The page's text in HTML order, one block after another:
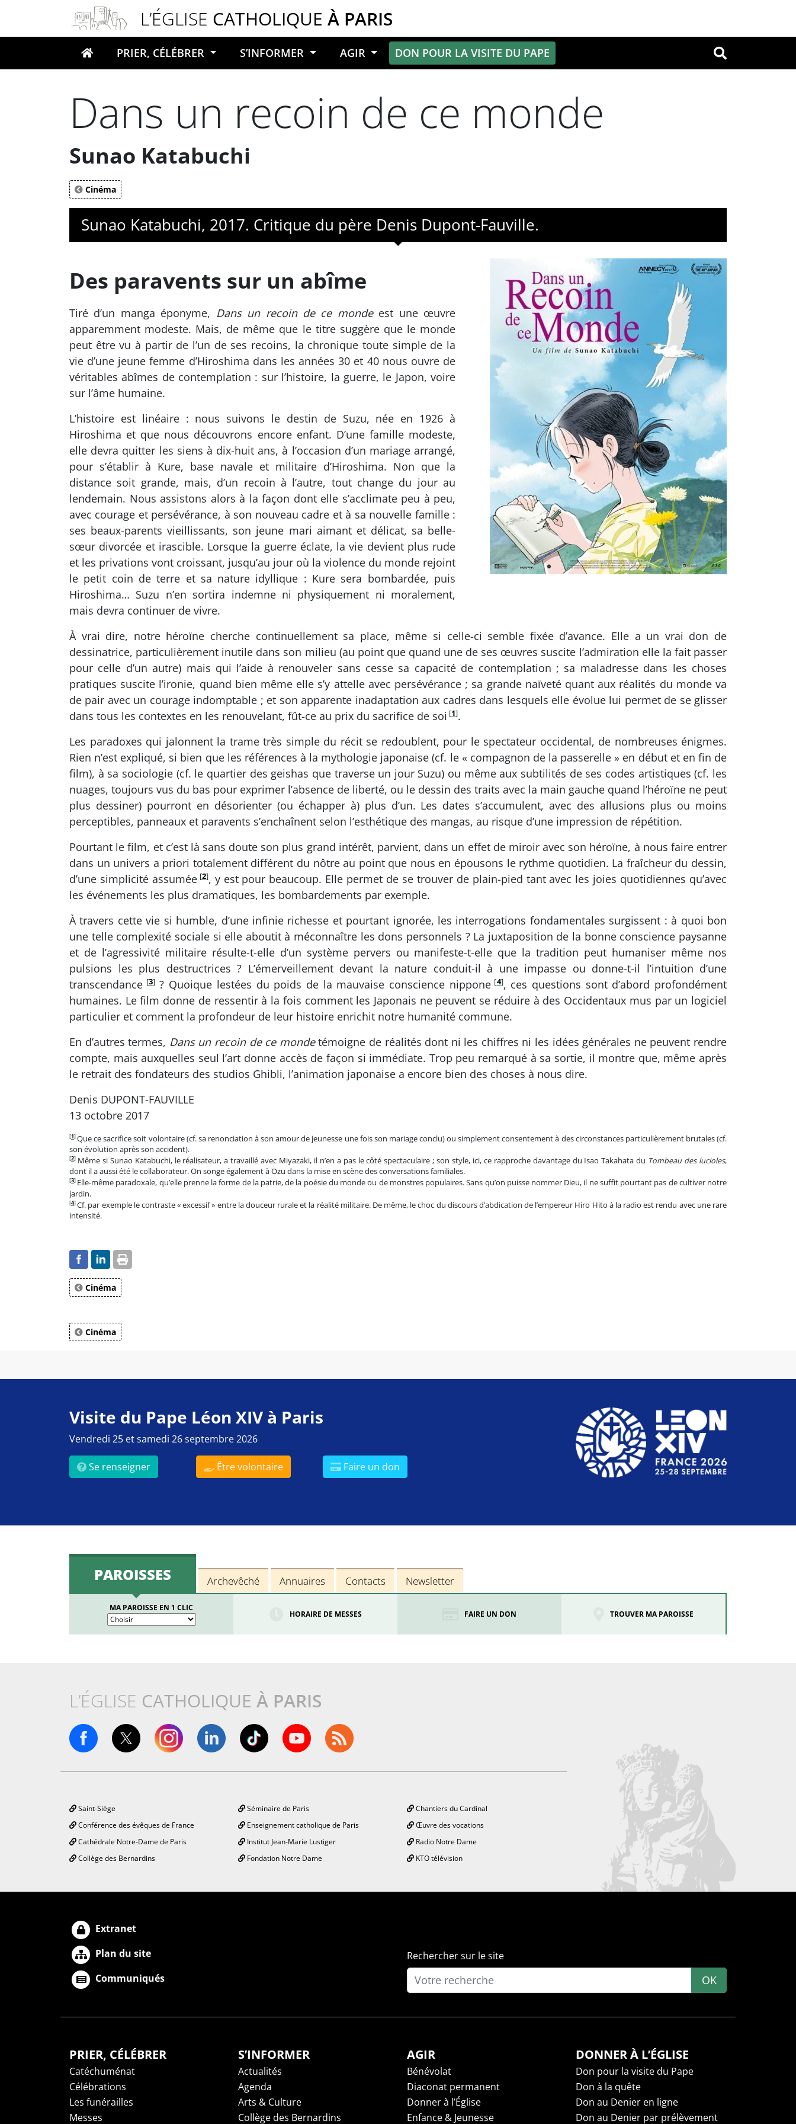
L’ÉGLISE CATHOLIQUE À PARIS
Votre recherche OK
PRIER, CÉLÉBRER S’INFORMER AGIR DON POUR LA VISITE DU PAPE
Dans un recoin de ce monde
Sunao Katabuchi
Cinéma
Sunao Katabuchi, 2017. Critique du père Denis Dupont-Fauville.
Des paravents sur un abîme
Tiré d’un manga éponyme, Dans un recoin de ce mondeest une œuvre
apparemment modeste. Mais, de même que le titre suggère que le monde
peut être vu à partir de l’un de ses recoins, la chronique toute simple de la
vie d’une jeune femme d’Hiroshima dans les années 30 et 40 nous ouvre de
véritables abîmes de contemplation : sur l’histoire, la guerre, le Japon, voire
sur l’âme humaine.
L’histoire est linéaire : nous suivons le destin de Suzu, née en 1926 à
Hiroshima et que nous découvrons encore enfant. D’une famille modeste,
elle devra quitter les siens à dix-huit ans, à l’occasion d’un mariage arrangé,
pour s’établir à Kure, base navale et militaire d’Hiroshima. Non que la
distance soit grande, mais, d’un recoin à l’autre, tout change du jour au
lendemain. Nous assistons alors à la façon dont elle s’acclimate peu à peu,
avec courage et persévérance, à son nouveau cadre et à sa nouvelle famille :
ses beaux-parents vieillissants, son jeune mari aimant et délicat, sa belle-
sœur divorcée et irascible. Lorsque la guerre éclate, la vie devient plus rude
et les privations vont croissant, jusqu’au jour où la violence du monde rejoint
le petit coin de terre et sa nature idyllique : Kure sera bombardée, puis
Hiroshima… Suzu n’en sortira indemne ni physiquement ni moralement,
mais devra continuer de vivre.
À vrai dire, notre héroïne cherche continuellement sa place, même si celle-ci semble fixée d’avance. Elle a un vrai don de
dessinatrice, particulièrement inutile dans son milieu (au point que quand une de ses œuvres suscite l’admiration elle la fait passer
pour celle d’un autre) mais qui l’aide à renouveler sans cesse sa capacité de contemplation ; sa maladresse dans les choses
pratiques suscite l’ironie, quand bien même elle s’y attelle avec persévérance ; sa grande naïveté quant aux réalités du monde va
de pair avec un courage indomptable ; et son apparente inadaptation aux cadres dans lesquels elle évolue lui permet de se glisser
dans tous les contextes en les renouvelant, fût-ce au prix du sacrifice de soi [1].
Les paradoxes qui jalonnent la trame très simple du récit se redoublent, pour le spectateur occidental, de nombreuses énigmes.
Rien n’est expliqué, si bien que les références à la mythologie japonaise (cf. le « compagnon de la passerelle » en début et en fin de
film), à sa sociologie (cf. le quartier des geishas que traverse un jour Suzu) ou même aux subtilités de ses codes artistiques (cf. les
nuages, toujours vus du bas pour exprimer l’absence de liberté, ou le dessin des traits avec la main gauche quand l’héroïne ne peut
plus dessiner) pourront en désorienter (ou échapper à) plus d’un. Les dates s’accumulent, avec des allusions plus ou moins
perceptibles, panneaux et paravents s’enchaînent selon l’esthétique des mangas, au risque d’une impression de répétition.
Pourtant le film, et c’est là sans doute son plus grand intérêt, parvient, dans un effet de miroir avec son héroïne, à nous faire entrer
dans un univers a priori totalement différent du nôtre au point que nous en épousons le rythme quotidien. La fraîcheur du dessin,
d’une simplicité assumée [2], y est pour beaucoup. Elle permet de se trouver de plain-pied tant avec les joies quotidiennes qu’avec
les événements les plus dramatiques, les bombardements par exemple.
À travers cette vie si humble, d’une infinie richesse et pourtant ignorée, les interrogations fondamentales surgissent : à quoi bon
une telle complexité sociale si elle aboutit à méconnaître les dons personnels ? La juxtaposition de la bonne conscience paysanne
et de l’agressivité militaire résulte-t-elle d’un système pervers ou manifeste-t-elle que la tradition peut humaniser même nos
pulsions les plus destructrices ? L’émerveillement devant la nature conduit-il à une impasse ou donne-t-il l’intuition d’une
transcendance [3]? Quoique lestées du poids de la mauvaise conscience nippone [4], ces questions sont d’abord profondément
humaines. Le film donne de ressentir à la fois comment les Japonais ne peuvent se réduire à des Occidentaux mus par un logiciel
particulier et comment la profondeur de leur histoire enrichit notre humanité commune.
En d’autres termes, Dans un recoin de ce mondetémoigne de réalités dont ni les chiffres ni les idées générales ne peuvent rendre
compte, mais auxquelles seul l’art donne accès de façon si immédiate. Trop peu remarqué à sa sortie, il montre que, même après
le retrait des fondateurs des studios Ghibli, l’animation japonaise a encore bien des choses à nous dire.
Denis DUPONT-FAUVILLE
13 octobre 2017
[1]Que ce sacrifice soit volontaire (cf. sa renonciation à son amour de jeunesse une fois son mariage conclu) ou simplement consentement à des circonstances particulièrement brutales (cf.
son évolution après son accident).
[2] Même si Sunao Katabuchi, le réalisateur, a travaillé avec Miyazaki, il n’en a pas le côté spectaculaire ; son style, ici, ce rapproche davantage du Isao Takahata du Tombeau des lucioles,
dont il a aussi été le collaborateur. On songe également à Ozu dans la mise en scène des conversations familiales.
[3] Elle-même paradoxale, qu’elle prenne la forme de la patrie, de la poésie du monde ou de monstres populaires. Sans qu’on puisse nommer Dieu, il ne suffit pourtant pas de cultiver notre
jardin.
[4]Cf. par exemple le contraste « excessif » entre la douceur rurale et la réalité militaire. De même, le choc du discours d’abdication de l’empereur Hiro Hito à la radio est rendu avec une rare
intensité.
Cinéma
Cinéma
Visite du Pape Léon XIV à Paris
Vendredi 25 et samedi 26 septembre 2026
Se renseigner Être volontaire Faire un don
PAROISSES Archevêché Annuaires Contacts Newsletter
MA PAROISSE EN 1 CLIC
HORAIRE DE MESSES FAIRE UN DON TROUVER MA PAROISSE
L’ÉGLISE CATHOLIQUE À PARIS
Saint-Siège
Conférence des évêques de France
Cathédrale Notre-Dame de Paris
Collège des Bernardins
Séminaire de Paris
Enseignement catholique de Paris
Institut Jean-Marie Lustiger
Fondation Notre Dame
Chantiers du Cardinal
Œuvre des vocations
Radio Notre Dame
KTO télévision
Extranet
Plan du site
Communiqués
Rechercher sur le site
OK
PRIER, CÉLÉBRER
Catéchuménat
Célébrations
Les funérailles
Messes
S’INFORMER
Actualités
Agenda
Arts & Culture
Collège des Bernardins
AGIR
Bénévolat
Diaconat permanent
Donner à l’Église
Enfance & Jeunesse
DONNER À L’ÉGLISE
Don pour la visite du Pape
Don à la quête
Don au Denier en ligne
Don au Denier par prélèvement
Panneau de gestion des cookies